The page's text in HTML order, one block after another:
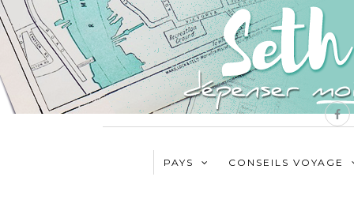
PAYS CONSEILS VOYAGE